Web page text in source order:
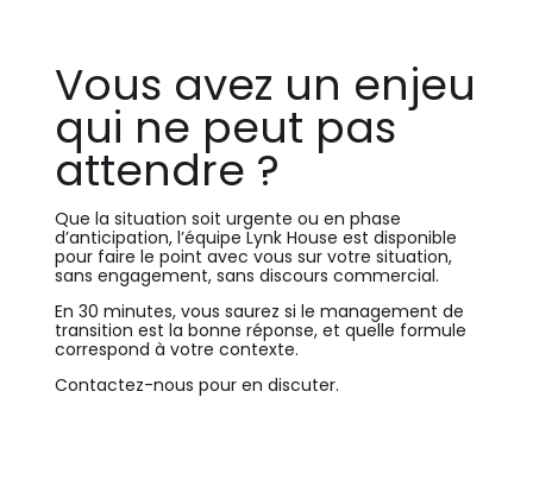
Vous avez un enjeu
qui ne peut pas
attendre ?
Que la situation soit urgente ou en phase
d’anticipation, l’équipe Lynk House est disponible
pour faire le point avec vous sur votre situation,
sans engagement, sans discours commercial.
En 30 minutes, vous saurez si le management de
transition est la bonne réponse, et quelle formule
correspond à votre contexte.
Contactez-nous pour en discuter.